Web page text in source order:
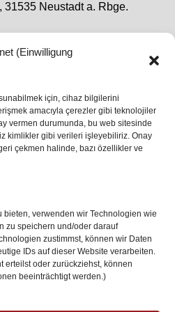
(Einwilligung
için, cihaz bilgilerini
amacıyla çerezler gibi teknolojiler
vermen durumunda, bu web sitesinde
kimlikler gibi verileri işleyebiliriz. Onay
çekmen halinde, bazı özellikler ve
verwenden wir Technologien wie
zu speichern und/oder darauf
zustimmst, können wir Daten
IDs auf dieser Website verarbeiten.
oder zurückziehst, können
beeinträchtigt werden.)
31535 Neustadt a. Rbge.
Ligi Finali: Freiburg ve Aston
Tarih Yazmaya Hazırlanıyor